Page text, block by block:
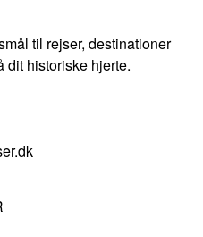
til rejser, destinationer
dit historiske hjerte.